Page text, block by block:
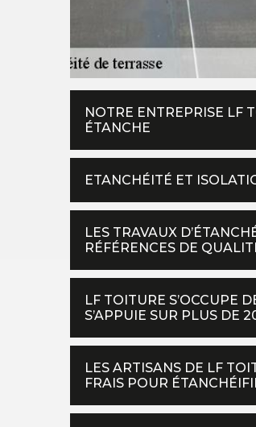
NOTRE ENTREPRISE LF
ÉTANCHE
ETANCHÉITÉ ET
LES TRAVAUX
RÉFÉRENCES DE
LF TOITURE S’OCCUPE
S’APPUIE SUR PLUS DE
LES ARTISANS DE LF
FRAIS POUR